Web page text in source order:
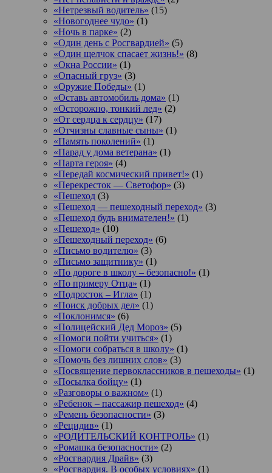
«Нетрезвый водитель» (15)
«Новогоднее чудо» (1)
«Ночь в парке» (2)
«Один день с Росгвардией» (5)
«Один щелчок спасает жизнь!» (8)
«Окна России» (1)
«Опасный груз» (3)
«Оружие Победы» (1)
«Оставь автомобиль дома» (1)
«Осторожно, тонкий лед» (2)
«От сердца к сердцу» (17)
«Отчизны славные сыны» (1)
«Память поколений» (1)
«Парад у дома ветерана» (1)
«Парта героя» (4)
«Передай космический привет!» (1)
«Перекресток — Светофор» (3)
«Пешеход (3)
«Пешеход — пешеходный переход» (3)
«Пешеход будь внимателен!» (1)
«Пешеход» (10)
«Пешеходный переход» (6)
«Письмо водителю» (3)
«Письмо защитнику» (1)
«По дороге в школу – безопасно!» (1)
«По примеру Отца» (1)
«Подросток ‒ Игла» (1)
«Поиск добрых дел» (1)
«Поклонимся» (6)
«Полицейский Дед Мороз» (5)
«Помоги пойти учиться» (1)
«Помоги собраться в школу» (1)
«Помочь без лишних слов» (3)
«Посвящение первоклассников в пешеходы» (1)
«Посылка бойцу» (1)
«Разговоры о важном» (1)
«Ребенок – пассажир пешеход» (4)
«Ремень безопасности» (3)
«Рецидив» (1)
«РОДИТЕЛЬСКИЙ КОНТРОЛЬ» (1)
«Ромашка безопасности» (2)
«Росгвардия Драйв» (3)
«Росгвардия. В особых условиях» (1)